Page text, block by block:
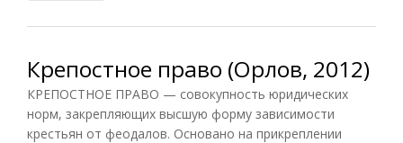
Крепостное право (Орлов, 2012)
КРЕПОСТНОЕ ПРАВО — совокупность юридических
норм, закрепляющих высшую форму зависимости
крестьян от феодалов. Основано на прикреплении